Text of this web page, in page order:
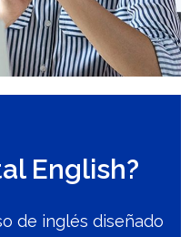
English?
de inglés diseñado